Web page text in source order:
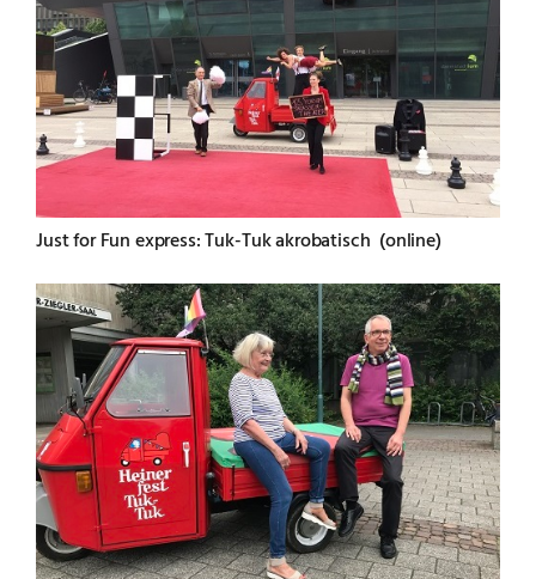
Just for Fun express: Tuk-Tuk akrobatisch (online)